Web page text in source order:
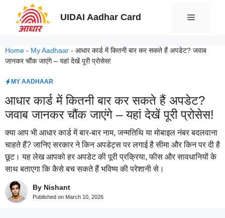
UIDAI Aadhar Card Menu
Home - My Aadhaar - आधार कार्ड में कितनी बार कर सकते हैं अपडेट? जवाब
जानकर चौंक जाएंगे – यहां देखें पूरी प्रोसेस!
MY AADHAAR
आधार कार्ड में कितनी बार कर सकते हैं अपडेट?
जवाब जानकर चौंक जाएंगे – यहां देखें पूरी प्रोसेस!
क्या आप भी आधार कार्ड में बार-बार नाम, जन्मतिथि या मोबाइल नंबर बदलवाना
चाहते हैं? जानिए सरकार ने किन अपडेट्स पर लगाई है सीमा और किन पर दी है
छूट। यह लेख आपको हर अपडेट की पूरी प्रक्रिया, फीस और सावधानियों के
साथ बताएगा कि कैसे बच सकते हैं भविष्य की परेशानी से।
By Nishant
Published on March 10, 2026